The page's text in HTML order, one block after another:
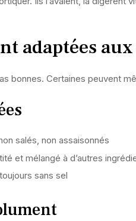
adaptées
bonnes. Certaines peuvent
salés, non assaisonnés
et mélangé à d’autres
sans sel